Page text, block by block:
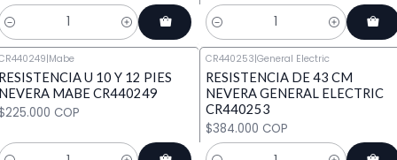
Cantidad
|Mabe
U 10 Y 12 PIES
MABE CR440249
COP
CR440253|General Electric
RESISTENCIA DE 43 CM
NEVERA GENERAL ELECTRIC
CR440253
$384.000 COP